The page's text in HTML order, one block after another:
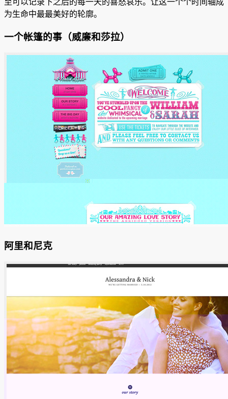
至可以记录下之后的每一天的喜怒哀乐。让这一个个时间轴成
为生命中最最美好的轮廓。
一个帐篷的事（威廉和莎拉）
阿里和尼克